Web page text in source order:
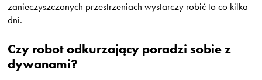
zanieczyszczonych przestrzeniach wystarczy robić to co kilka
dni.
Czy robot odkurzający poradzi sobie z
dywanami?